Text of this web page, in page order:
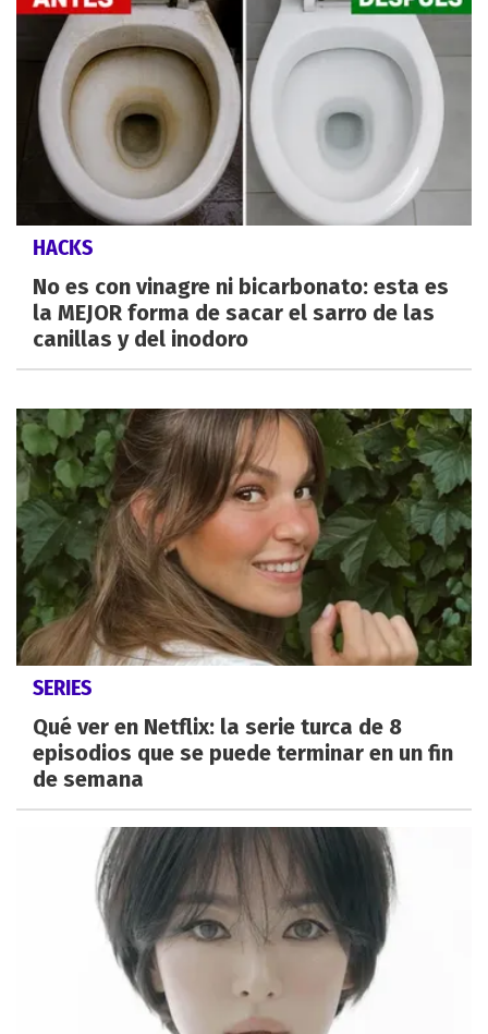
HACKS
No es con vinagre ni bicarbonato: esta es
la MEJOR forma de sacar el sarro de las
canillas y del inodoro
SERIES
Qué ver en Netflix: la serie turca de 8
episodios que se puede terminar en un fin
de semana